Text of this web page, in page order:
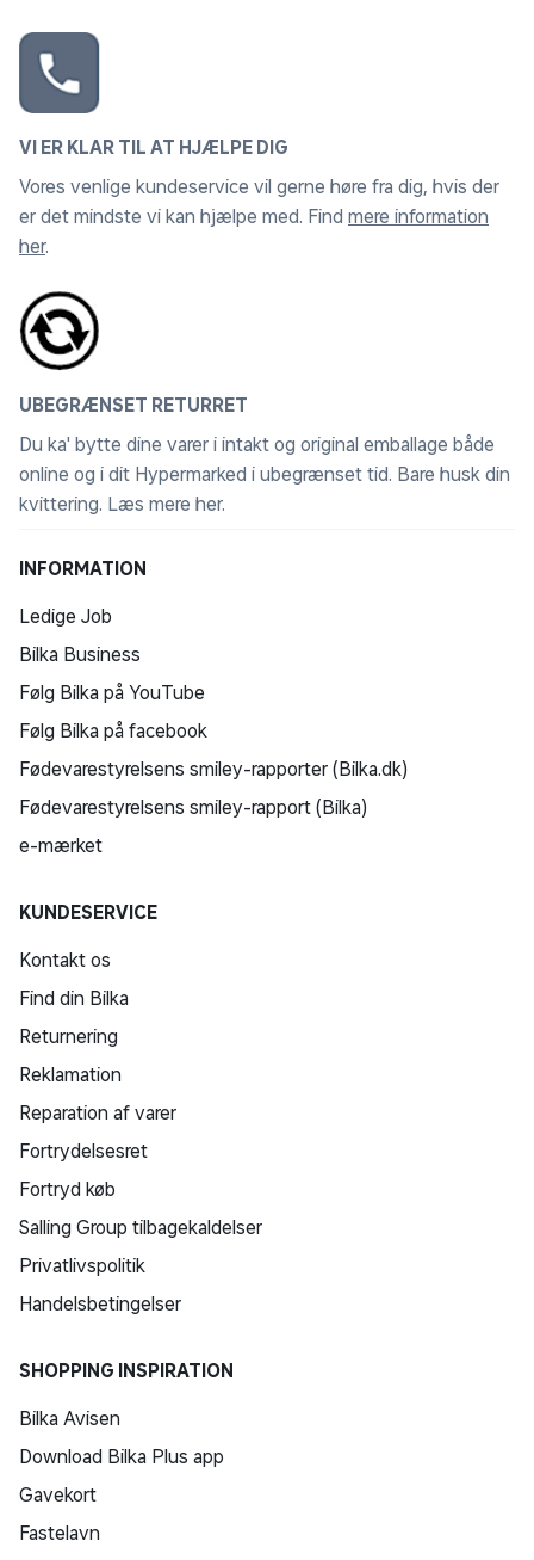
VI ER KLAR TIL AT HJÆLPE DIG
Vores venlige kundeservice vil gerne høre fra dig, hvis der
er det mindste vi kan hjælpe med. Find mere information
her.
UBEGRÆNSET RETURRET
Du ka' bytte dine varer i intakt og original emballage både
online og i dit Hypermarked i ubegrænset tid. Bare husk din
kvittering. Læs mere her.
INFORMATION
Ledige Job
Bilka Business
Følg Bilka på YouTube
Følg Bilka på facebook
Fødevarestyrelsens smiley-rapporter (Bilka.dk)
Fødevarestyrelsens smiley-rapport (Bilka)
e-mærket
KUNDESERVICE
Kontakt os
Find din Bilka
Returnering
Reklamation
Reparation af varer
Fortrydelsesret
Fortryd køb
Salling Group tilbagekaldelser
Privatlivspolitik
Handelsbetingelser
SHOPPING INSPIRATION
Bilka Avisen
Download Bilka Plus app
Gavekort
Fastelavn